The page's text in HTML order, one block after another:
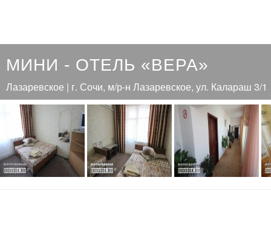
МИНИ - ОТЕЛЬ «ВЕРА»
Лазаревское | г. Сочи, м/р-н Лазаревское, ул. Калараш 3/1